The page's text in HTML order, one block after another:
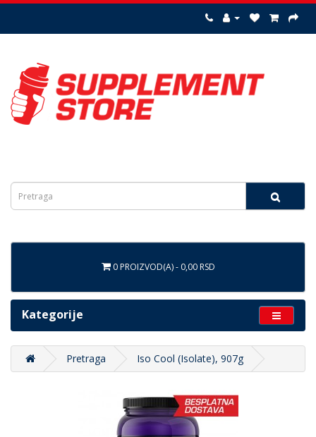
0 PROIZVOD(A) - 0,00 RSD
Kategorije
Pretraga Iso Cool (Isolate), 907g